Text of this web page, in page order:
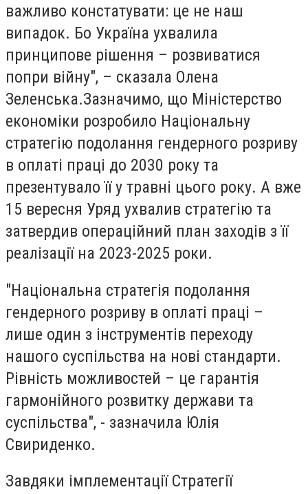
важливо констатувати: це не наш
випадок. Бо Україна ухвалила
принципове рішення – розвиватися
попри війну", – сказала Олена
Зеленська.Зазначимо, що Міністерство
економіки розробило Національну
стратегію подолання гендерного розриву
в оплаті праці до 2030 року та
презентувало її у травні цього року. А вже
15 вересня Уряд ухвалив стратегію та
затвердив операційний план заходів з її
реалізації на 2023-2025 роки.
"Національна стратегія подолання
гендерного розриву в оплаті праці –
лише один з інструментів переходу
нашого суспільства на нові стандарти.
Рівність можливостей – це гарантія
гармонійного розвитку держави та
суспільства", - зазначила Юлія
Свириденко.
Завдяки імплементації Стратегії